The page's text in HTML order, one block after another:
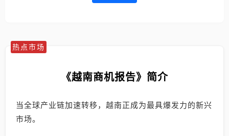
热点市场
《越南商机报告》简介
当全球产业链加速转移，越南正成为最具爆发力的新兴
市场。